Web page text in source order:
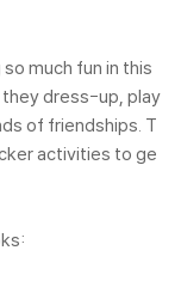
much fun in this
dress-up, play
of friendships. T
activities to ge